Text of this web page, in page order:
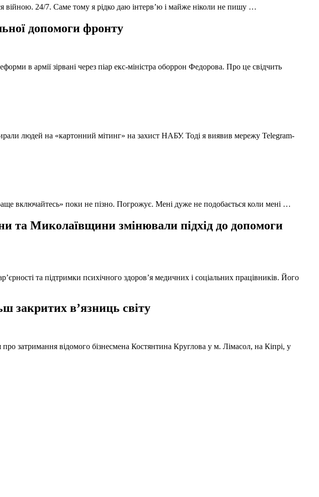
війною. 24/7. Саме тому я рідко даю інтерв’ю і майже ніколи не пишу …
допомоги фронту
в армії зірвані через піар екс-міністра оборрон Федорова. Про це свідчить
людей на «картонний мітинг» на захист НАБУ. Тоді я виявив мережу Telegram-
включайтесь» поки не пізно. Погрожує. Мені дуже не подобається коли мені …
та Миколаївщини змінювали підхід до допомоги
та підтримки психічного здоров’я медичних і соціальних працівників. Його
закритих в’язниць світу
затримання відомого бізнесмена Костянтина Круглова у м. Лімасол, на Кіпрі, у